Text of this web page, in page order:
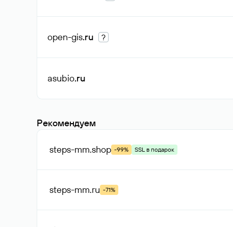
open-gis.ru ?
asubio.ru
Рекомендуем
steps-mm.shop -99% SSL в подарок
steps-mm.ru -71%